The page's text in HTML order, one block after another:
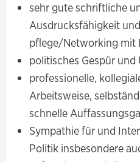
sehr gute schriftliche
Ausdrucksfähigkeit
pflege/Networking mit
politisches Gespür
professionelle,
Arbeitsweise,
schnelle
Sympathie für und
Politik insbesondere